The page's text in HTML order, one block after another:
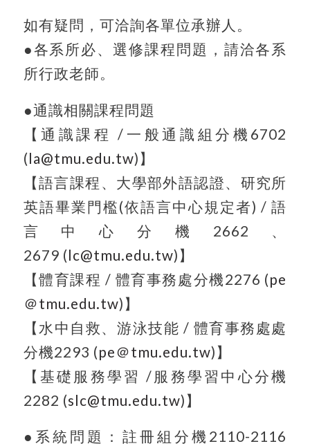
如有疑問，可洽詢各單位承辦人。
●各系所必、選修課程問題，請洽各系
所行政老師。
●通識相關課程問題
【通識課程 /一般通識組分機6702
(la@tmu.edu.tw) 】
【語言課程、大學部外語認證、研究所
英語畢業門檻(依語言中心規定者) / 語
言中心分機2662、
2679 (lc@tmu.edu.tw) 】
【體育課程 / 體育事務處分機2276 (pe
＠tmu.edu.tw) 】
【水中自救、游泳技能 / 體育事務處處
分機2293 (pe＠tmu.edu.tw) 】
【基礎服務學習 /服務學習中心分機
2282 (slc@tmu.edu.tw) 】
●系統問題：註冊組分機2110-2116